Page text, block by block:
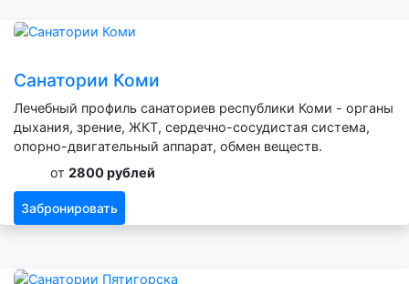
Санатории Коми
Лечебный профиль санаториев республики Коми - органы
дыхания, зрение, ЖКТ, сердечно-сосудистая система,
опорно-двигательный аппарат, обмен веществ.
от 2800 рублей
Забронировать